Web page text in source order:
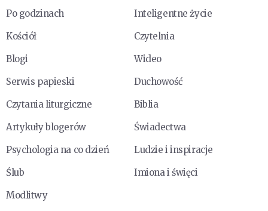
Po godzinach
Inteligentne życie
Kościół
Czytelnia
Blogi
Wideo
Serwis papieski
Duchowość
Czytania liturgiczne
Biblia
Artykuły blogerów
Świadectwa
Psychologia na co dzień
Ludzie i inspiracje
Ślub
Imiona i święci
Modlitwy